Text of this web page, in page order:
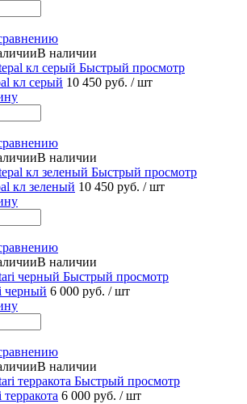
В наличии
Быстрый просмотр
кл серый 10 450 руб. / шт
В наличии
Быстрый просмотр
кл зеленый 10 450 руб. / шт
В наличии
Быстрый просмотр
черный 6 000 руб. / шт
В наличии
Быстрый просмотр
6 000 руб. / шт